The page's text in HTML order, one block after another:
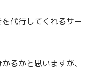
代行してくれるサー
るかと思いますが、